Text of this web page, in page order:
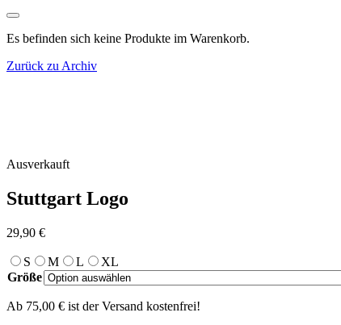
Es befinden sich keine Produkte im Warenkorb.
Zurück zu Archiv
Ausverkauft
Stuttgart Logo
29,90 €
S M L
XL
Größe
Ab 75,00 € ist der Versand kostenfrei!